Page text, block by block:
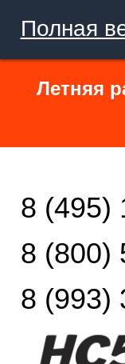
Полная
Летняя
8 (495)
8 (800)
8 (993)